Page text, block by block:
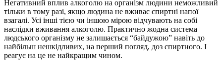
Негативний вплив алкоголю на організм людини неможливий
тільки в тому разі, якщо людина не вживає спиртні напої
взагалі. Усі інші тією чи іншою мірою відчувають на собі
наслідки вживання алкоголю. Практично жодна система
людського організму не залишається “байдужою” навіть до
найбільш нешкідливих, на перший погляд, доз спиртного. І
реагує на це не найкращим чином.